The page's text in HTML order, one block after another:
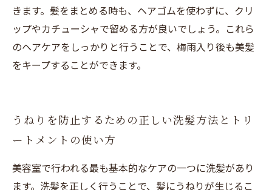
きます。髪をまとめる時も、ヘアゴムを使わずに、クリ
ップやカチューシャで留める方が良いでしょう。これら
のヘアケアをしっかりと行うことで、梅雨入り後も美髪
をキープすることができます。
うねりを防止するための正しい洗髪方法とトリ
ートメントの使い方
美容室で行われる最も基本的なケアの一つに洗髪があり
ます。洗髪を正しく行うことで、髪にうねりが生じるこ